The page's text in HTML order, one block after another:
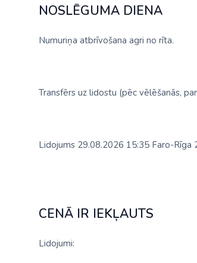
NOSLĒGUMA DIENA
Numuriņa atbrīvošana agri no rīta.
Transfērs uz lidostu (pēc vēlēšanās,
Lidojums 29.08.2026 15:35 Faro-Rīga
CENĀ IR IEKĻAUTS
Lidojumi: